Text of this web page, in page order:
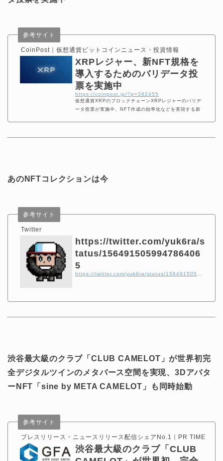
CoinPost｜仮想通貨ビットコインニュース・投資情報
参考サイト
XRPレジャー、新NFT規格を
導入するためのバリデータ投
票を実施中
https://coinpost.jp/?p=382455
仮想通貨XRPのブロックチェーンXRPレジャーのバリデ
ータ投票が実施中。NFT作成の効率化などを実現する新
あのNFTコレクションは今
Twitter
参考サイト
https://twitter.com/yuk6ra/s
tatus/156491505994786406
5
渋谷最大級のクラブ「CLUB CAMELOT」が世界初完
全デジタルツインのメタバース空間を実現、3Dアバタ
ーNFT「sine by META CAMELOT」も同時始動
プレスリリース・ニュースリリース配信シェアNo.1｜PR TIMES
参考サイト
渋谷最大級のクラブ「CLUB